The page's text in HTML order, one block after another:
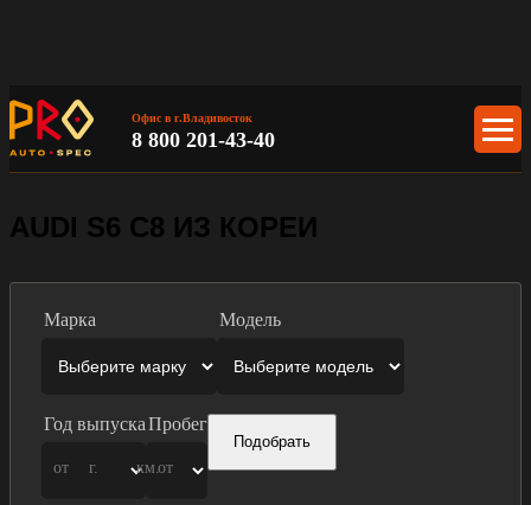
Офис в г.Владивосток
8 800 201-43-40
AUDI S6 C8 ИЗ КОРЕИ
Марка Модель
Год выпуска
от г.
Пробег
от
км.
Подобрать